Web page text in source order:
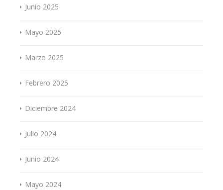
Junio 2025
Mayo 2025
Marzo 2025
Febrero 2025
Diciembre 2024
Julio 2024
Junio 2024
Mayo 2024